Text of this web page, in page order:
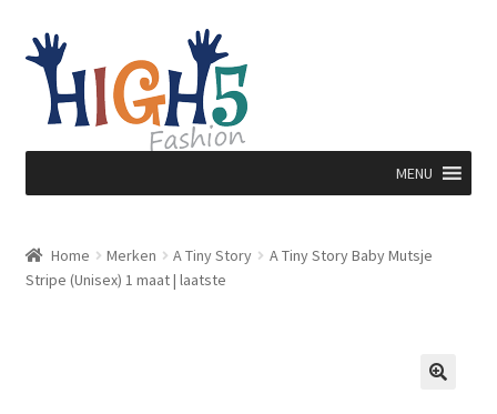
Ga
door
naar
navigatie
Ga
direct
naar
inhoud
MENU
Home Merken A Tiny Story
A Tiny Story Baby Mutsje
Stripe (Unisex) 1 maat | laatste